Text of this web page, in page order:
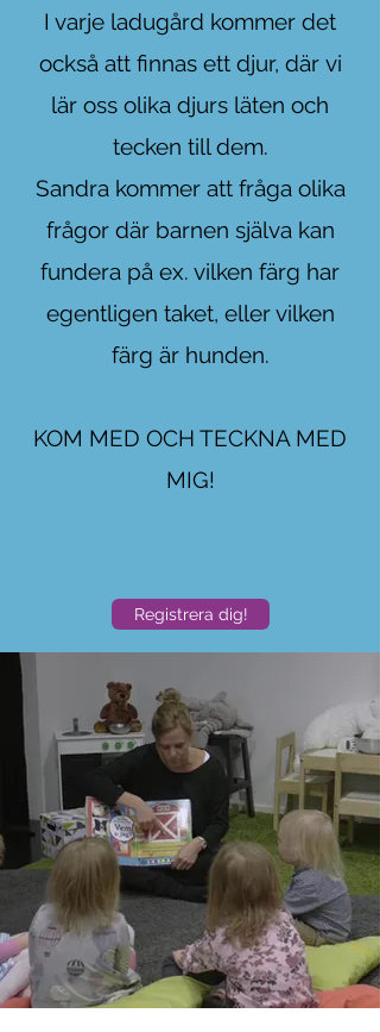
I varje ladugård kommer det
också att finnas ett djur, där vi
lär oss olika djurs läten och
tecken till dem.
Sandra kommer att fråga olika
frågor där barnen själva kan
fundera på ex. vilken färg har
egentligen taket, eller vilken
färg är hunden.
KOM MED OCH TECKNA MED
MIG!
Registrera dig!